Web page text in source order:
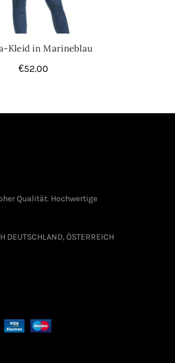
Kleid in Marineblau
€52.00
Qualität. Hochwertige
DEUTSCHLAND, ÖSTERREICH